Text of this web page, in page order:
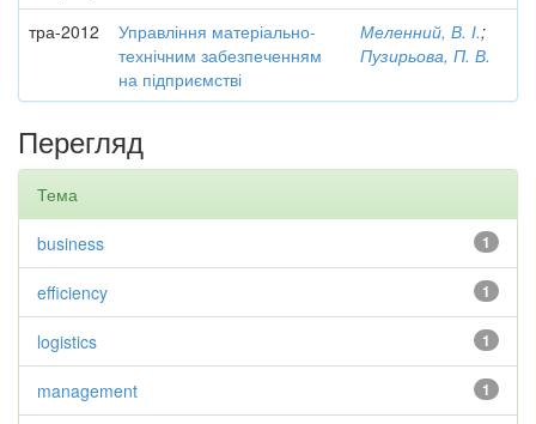
тра-2012
Управління матеріально-
технічним забезпеченням
на підприємстві
Меленний, В. І.;
Пузирьова, П. В.
Перегляд
Тема
1
business
1
efficiency
1
logistics
1
management